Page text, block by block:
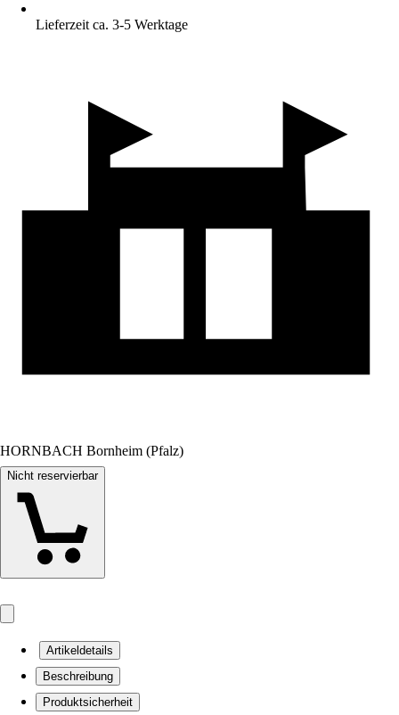
Lieferzeit ca. 3-5 Werktage
HORNBACH Bornheim (Pfalz)
Nicht reservierbar
Artikeldetails
Beschreibung
Produktsicherheit